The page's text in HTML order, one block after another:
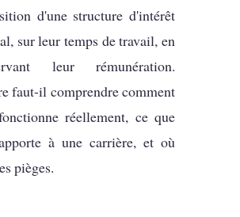
d'une structure d'intérêt
sur leur temps de travail, en
leur rémunération.
faut-il comprendre comment
réellement, ce que
à une carrière, et où
pièges.